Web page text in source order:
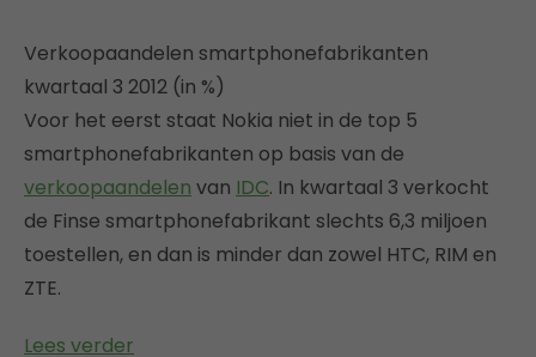
Verkoopaandelen smartphonefabrikanten
kwartaal 3 2012 (in %)
Voor het eerst staat Nokia niet in de top 5
smartphonefabrikanten op basis van de
verkoopaandelen van IDC. In kwartaal 3 verkocht
de Finse smartphonefabrikant slechts 6,3 miljoen
toestellen, en dan is minder dan zowel HTC, RIM en
ZTE.
Lees verder